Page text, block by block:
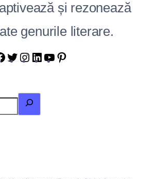
și rezonează
genurile literare.